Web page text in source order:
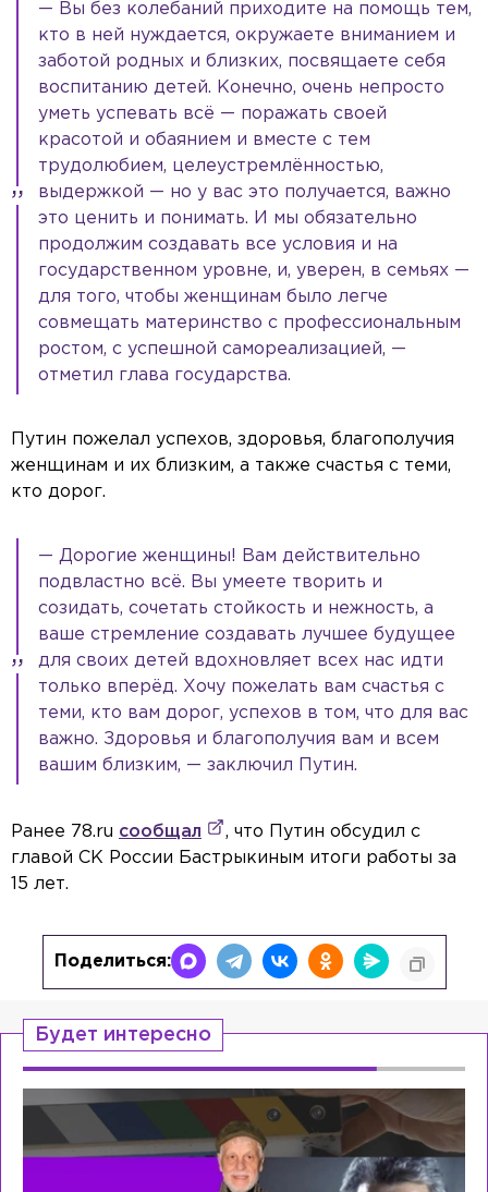
— Вы без колебаний приходите на помощь тем,
кто в ней нуждается, окружаете вниманием и
заботой родных и близких, посвящаете себя
воспитанию детей. Конечно, очень непросто
уметь успевать всё — поражать своей
красотой и обаянием и вместе с тем
трудолюбием, целеустремлённостью,
выдержкой — но у вас это получается, важно
это ценить и понимать. И мы обязательно
продолжим создавать все условия и на
государственном уровне, и, уверен, в семьях —
для того, чтобы женщинам было легче
совмещать материнство с профессиональным
ростом, с успешной самореализацией, —
отметил глава государства.
Путин пожелал успехов, здоровья, благополучия
женщинам и их близким, а также счастья с теми,
кто дорог.
— Дорогие женщины! Вам действительно
подвластно всё. Вы умеете творить и
созидать, сочетать стойкость и нежность, а
ваше стремление создавать лучшее будущее
для своих детей вдохновляет всех нас идти
только вперёд. Хочу пожелать вам счастья с
теми, кто вам дорог, успехов в том, что для вас
важно. Здоровья и благополучия вам и всем
вашим близким, — заключил Путин.
Ранее 78.ru сообщал
, что Путин обсудил с
главой СК России Бастрыкиным итоги работы за
15 лет.
Поделиться:
Будет интересно